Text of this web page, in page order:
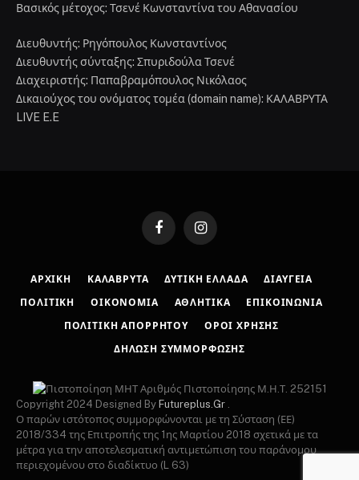
Βασικός μέτοχος: Τσενέ Κωνσταντίνα του Αθανασίου
Διευθυντής: Ρηγόπουλος Κωνσταντίνος
Διευθυντής σύνταξης: Σπυριδούλα Τσενέ
Διαχειριστής: Παπαβραμόπουλος Νικόλαος
Δικαιούχος του ονόματος τομέα (domain name): ΚΑΛΑΒΡΥΤΑ
LIVE E.E
FacebookInstagram
ΑΡΧΙΚΉ ΚΑΛΆΒΡΥΤΑ ΔΥΤΙΚΉ ΕΛΛΆΔΑ ΔΙΑΎΓΕΙΑ
ΠΟΛΙΤΙΚΉ ΟΙΚΟΝΟΜΊΑ ΑΘΛΗΤΙΚΆ ΕΠΙΚΟΙΝΩΝΊΑ
ΠΟΛΙΤΙΚΉ ΑΠΟΡΡΉΤΟΥ ΌΡΟΙ ΧΡΉΣΗΣ
ΔΉΛΩΣΗ ΣΥΜΜΌΡΦΩΣΗΣ
Αριθμός Πιστοποίησης Μ.Η.Τ. 252151
Copyright 2024 Designed By Futureplus.Gr
Ο παρών ιστότοπος συμμορφώνονται με τη Σύσταση (ΕΕ)
2018/334 της Επιτροπής της 1ης Μαρτίου 2018 σχετικά με τα
μέτρα για την αποτελεσματική αντιμετώπιση του παράνομου
περιεχομένου στο διαδίκτυο (L 63)